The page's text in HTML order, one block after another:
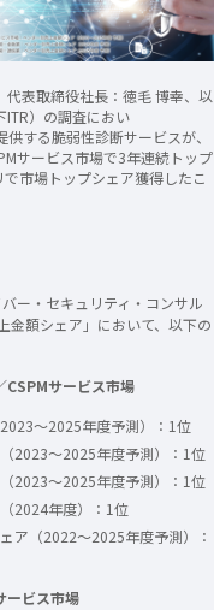
表取締役社長：徳毛 博幸、以
ITR）の調査におい
する脆弱性診断サービスが、
サービス市場で3年連続トップ
市場トップシェア獲得したこ
ー・セキュリティ・コンサル
金額シェア」において、以下の
サービス市場
～2025年度予測）：1位
2023～2025年度予測）：1位
2023～2025年度予測）：1位
2024年度）：1位
ア（2022～2025年度予測）：
ビス市場